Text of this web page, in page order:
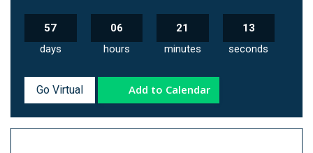
57
days
06
hours
21
minutes
12
seconds
Go Virtual Add to Calendar